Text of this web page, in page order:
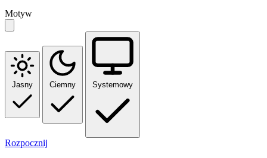
Motyw
Jasny Ciemny Systemowy
Rozpocznij